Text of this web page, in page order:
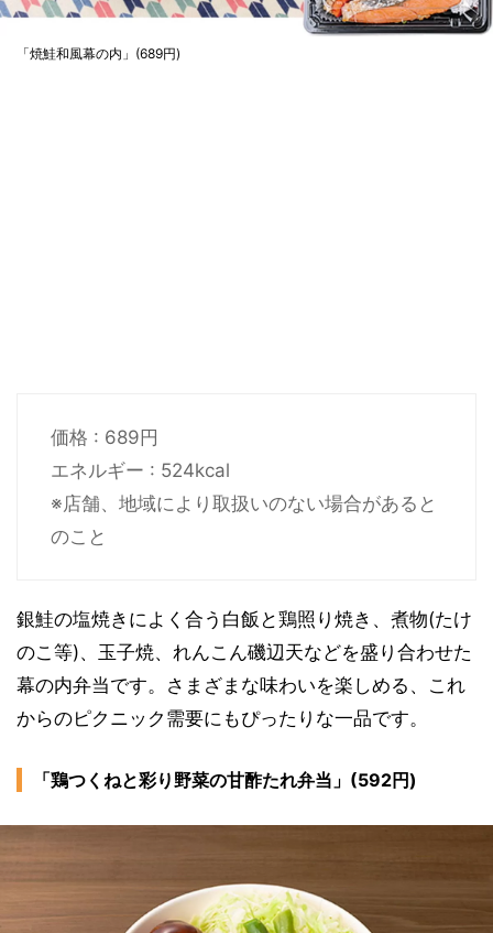
「焼鮭和風幕の内」(689円)
価格 : 689円
エネルギー : 524kcal
※店舗、地域により取扱いのない場合があると
のこと
銀鮭の塩焼きによく合う白飯と鶏照り焼き、煮物(たけ
のこ等)、玉子焼、れんこん磯辺天などを盛り合わせた
幕の内弁当です。さまざまな味わいを楽しめる、これ
からのピクニック需要にもぴったりな一品です。
「鶏つくねと彩り野菜の甘酢たれ弁当」(592円)